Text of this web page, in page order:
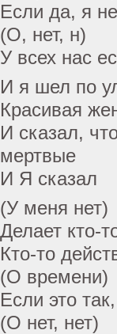
Если да, я
(О, нет, н)
У всех нас
И я шел по
Красивая
И сказал,
мертвые
И Я сказал
(У меня нет)
Делает кто-
Кто-то
(О времени)
Если это
(О нет, нет)